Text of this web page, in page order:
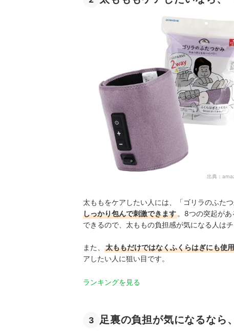
出典：
太ももをケアしたい人には、「ゴリラのふたつ
しっかり包んで刺激できます。 8つの突起が
できるので、太ももの負担感が気になる人はチ
また、 太ももだけではなくふくらはぎにも使
アしたい人に狙い目です。
ランキングを見る
3 足裏の負担が気になるなら